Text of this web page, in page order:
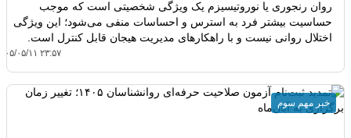
روان رنجوری یا نوروتیسیزم یک ویژگی شخصیتی است که موجب
حساسیت بیشتر فرد به استرس و احساسات منفی می‌شود؛ این ویژگی
اختلال روانی نیست و با راهکارهای مدیریت هیجان قابل کنترل است.
۱۴۰۵/۰۵/۱۱
خبر مهم سوم